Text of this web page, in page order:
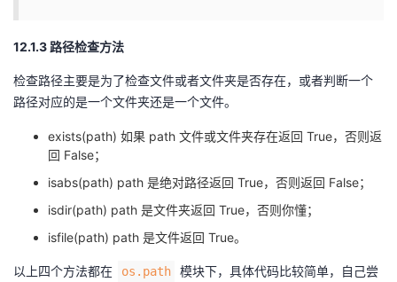
12.1.3 路径检查方法
检查路径主要是为了检查文件或者文件夹是否存在，或者判断一个
路径对应的是一个文件夹还是一个文件。
exists(path) 如果 path 文件或文件夹存在返回 True，否则返
回 False；
isabs(path) path 是绝对路径返回 True，否则返回 False；
isdir(path) path 是文件夹返回 True，否则你懂；
isfile(path) path 是文件返回 True。
以上四个方法都在 os.path
模块下，具体代码比较简单，自己尝